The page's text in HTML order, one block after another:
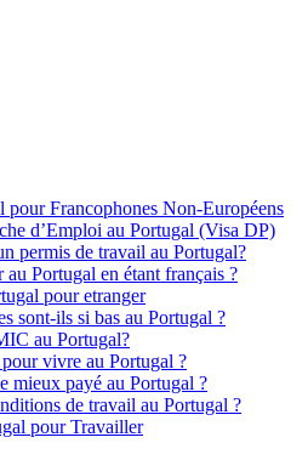
pour Francophones Non-Européens
d’Emploi au Portugal (Visa DP)
permis de travail au Portugal?
Portugal en étant français ?
pour etranger
sont-ils si bas au Portugal ?
au Portugal?
vivre au Portugal ?
mieux payé au Portugal ?
de travail au Portugal ?
pour Travailler